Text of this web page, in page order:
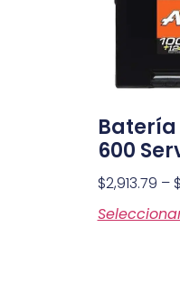
Batería
600
$2,913.79 – $